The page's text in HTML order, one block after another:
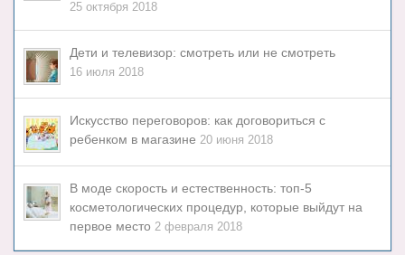
25 октября 2018
Дети и телевизор: смотреть или не смотреть
16 июля 2018
Искусство переговоров: как договориться с
ребенком в магазине 20 июня 2018
В моде скорость и естественность: топ-5
косметологических процедур, которые выйдут на
первое место 2 февраля 2018